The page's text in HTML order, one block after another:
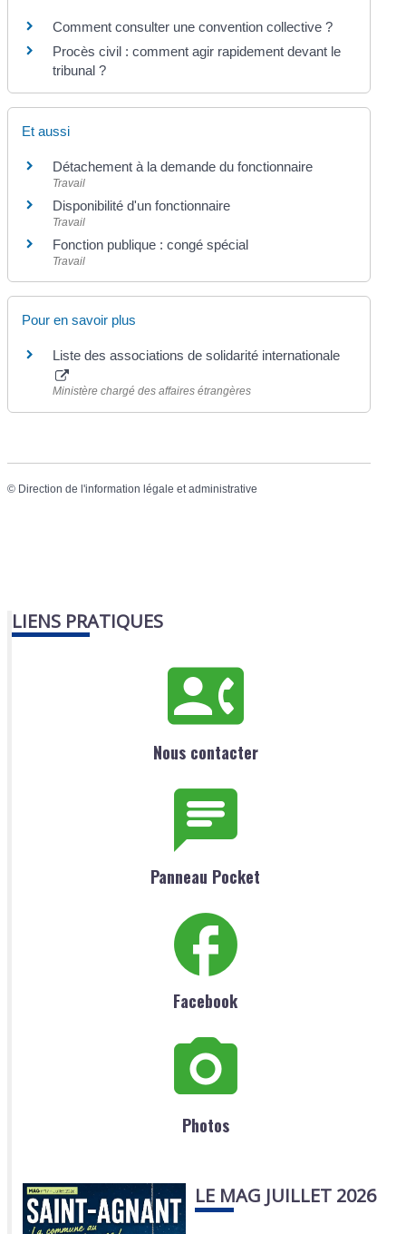
Comment consulter une convention collective ?
Procès civil : comment agir rapidement devant le
tribunal ?
Et aussi
Détachement à la demande du fonctionnaire
Travail
Disponibilité d'un fonctionnaire
Travail
Fonction publique : congé spécial
Travail
Pour en savoir plus
Liste des associations de solidarité internationale
Ministère chargé des affaires étrangères
© Direction de l'information légale et administrative
LIENS PRATIQUES
Nous contacter
Panneau Pocket
Facebook
Photos
LE MAG JUILLET 2026